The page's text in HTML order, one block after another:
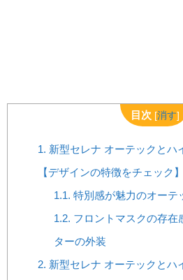
目次 [消す]
1. 新型セレナ オーテックとハ
【デザインの特徴をチェック】
1.1. 特別感が魅力のオーテ
1.2. フロントマスクの存在
ターの外装
2. 新型セレナ オーテックとハ